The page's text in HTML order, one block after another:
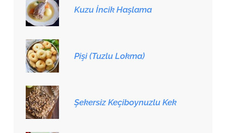
Kuzu İncik Haşlama
Pişi (Tuzlu Lokma)
Şekersiz Keçiboynuzlu Kek